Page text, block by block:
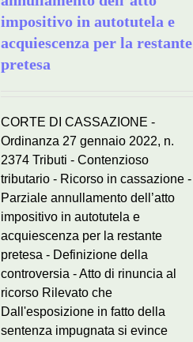
impositivo in autotutela e
acquiescenza per la restante
pretesa
CORTE DI CASSAZIONE -
Ordinanza 27 gennaio 2022, n.
2374 Tributi - Contenzioso
tributario - Ricorso in cassazione -
Parziale annullamento dell’atto
impositivo in autotutela e
acquiescenza per la restante
pretesa - Definizione della
controversia - Atto di rinuncia al
ricorso Rilevato che
Dall'esposizione in fatto della
sentenza impugnata si evince